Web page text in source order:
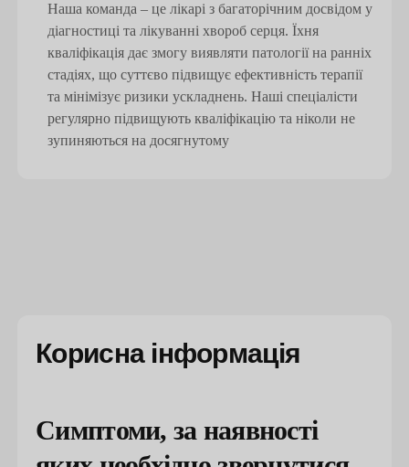
Наша команда – це лікарі з багаторічним досвідом у
діагностиці та лікуванні хвороб серця. Їхня
кваліфікація дає змогу виявляти патології на ранніх
стадіях, що суттєво підвищує ефективність терапії
та мінімізує ризики ускладнень. Наші спеціалісти
регулярно підвищують кваліфікацію та ніколи не
зупиняються на досягнутому
Корисна інформація
Симптоми, за наявності